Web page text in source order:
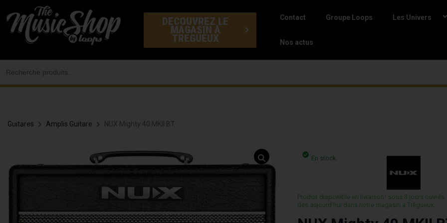
au
contenu
DECOUVREZ LE
MAGASIN À
TREGUEUX
Contact Groupe Loops Les Univers
Nos actus
Guitares Amplis Guitare NUX Mighty 40 MKII BT
En stock
Produit disponible en livraison¹ sous 3 jours ouvrés,
des aujourd’hui dans notre magasin a Trégueux.